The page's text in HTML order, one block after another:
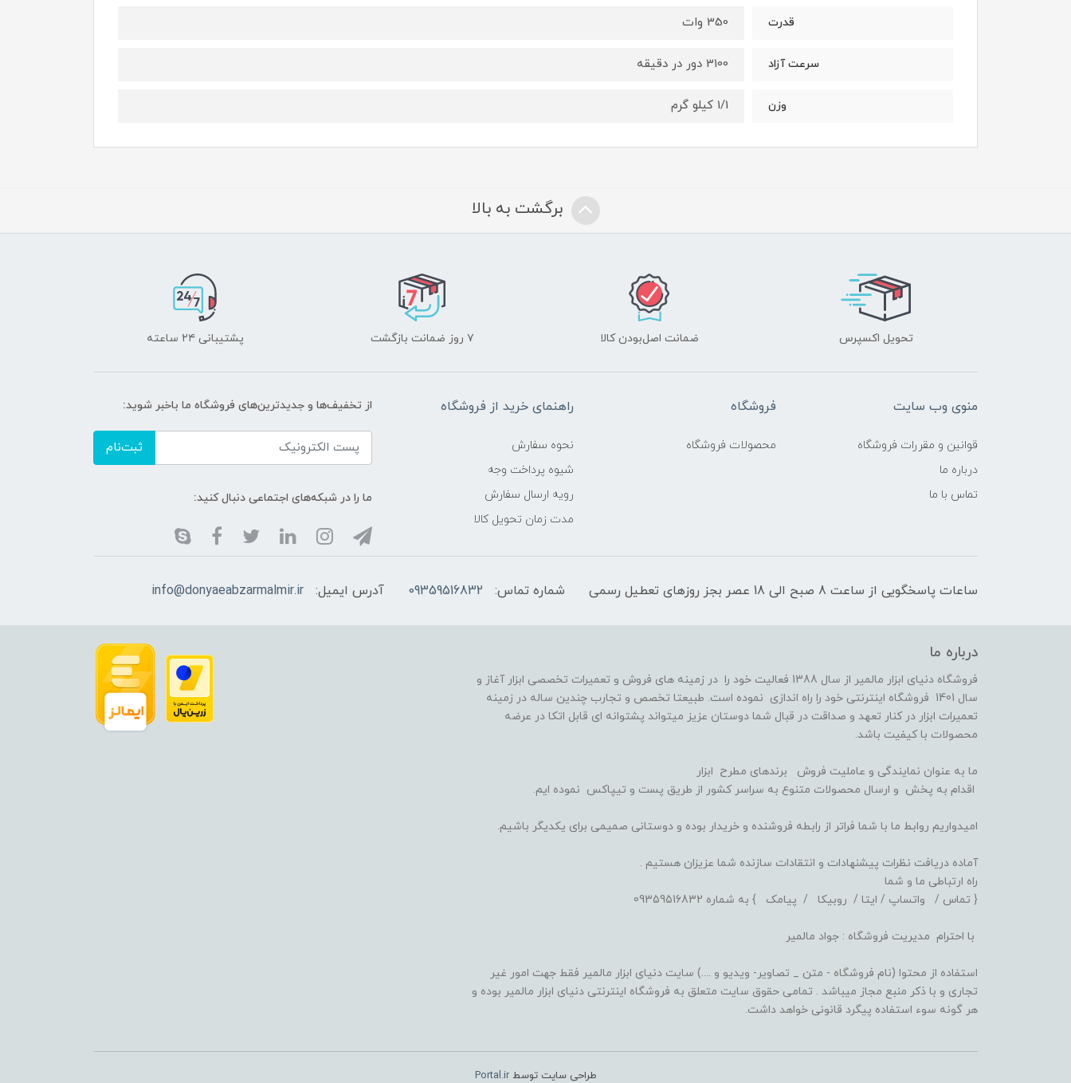
قدرت 350 وات
سرعت آزاد 3100 دور در دقیقه
وزن 1/1 کیلو گرم
برگشت به بالا
تحویل اکسپرس ضمانت اصل‌بودن کالا ۷ روز ضمانت بازگشت پشتیبانی ۲۴ ساعته
منوی وب سایت
قوانین و مقررات فروشگاه
درباره ما
تماس با ما
فروشگاه
محصولات فروشگاه
راهنمای خرید از فروشگاه
نحوه سفارش
شیوه پرداخت وجه
رویه ارسال سفارش
مدت زمان تحویل کالا
از تخفیف‌ها و جدیدترین‌های فروشگاه ما باخبر شوید:
ثبت‌نام
ما را در شبکه‌های اجتماعی دنبال کنید:
ساعات پاسخگویی از ساعت 8 صبح الی 18 عصر بجز روزهای تعطیل رسمی شماره تماس: 09359516832 آدرس ایمیل: info@donyaeabzarmalmir.ir
درباره ما
فروشگاه دنیای ابزار مالمیر از سال 1388 فعالیت خود را در زمینه های فروش و تعمیرات تخصصی ابزار آغاز و
سال 1401 فروشگاه اینترنتی خود را راه اندازی نموده است. طبیعتا تخصص و تجارب چندین ساله در زمینه
تعمیرات ابزار در کنار تعهد و صداقت در قبال شما دوستان عزیز میتواند پشتوانه ای قابل اتکا در عرضه
محصولات با کیفیت باشد.
ما به عنوان نمایندگی و عاملیت فروش برندهای مطرح ابزار
اقدام به پخش و ارسال محصولات متنوع به سراسر کشور از طریق پست و تیپاکس نموده ایم.
امیدواریم روابط ما با شما فراتر از رابطه فروشنده و خریدار بوده و دوستانی صمیمی برای یکدیگر باشیم.
آماده دریافت نظرات پیشنهادات و انتقادات سازنده شما عزیزان هستیم .
راه ارتباطی ما و شما
{ تماس / واتساپ / ایتا / روبیکا / پیامک } به شماره 09359516832
با احترام مدیریت فروشگاه : جواد مالمیر
استفاده از محتوا (نام فروشگاه - متن _ تصاویر- ویدیو و ....) سایت دنیای ابزار مالمیر فقط جهت امور غیر
تجاری و با ذکر منبع مجاز میباشد . تمامی حقوق سایت متعلق به فروشگاه اینترنتی دنیای ابزار مالمیر بوده و
هر گونه سوء استفاده پیگرد قانونی خواهد داشت.
طراحی سایت توسطPortal.ir